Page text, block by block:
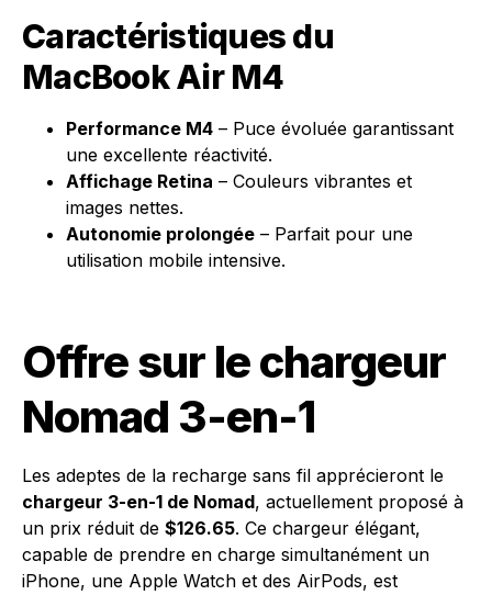
Caractéristiques du
MacBook Air M4
Performance M4 – Puce évoluée garantissant
une excellente réactivité.
Affichage Retina – Couleurs vibrantes et
images nettes.
Autonomie prolongée – Parfait pour une
utilisation mobile intensive.
Offre sur le chargeur
Nomad 3-en-1
Les adeptes de la recharge sans fil apprécieront le
chargeur 3-en-1 de Nomad, actuellement proposé à
un prix réduit de $126.65. Ce chargeur élégant,
capable de prendre en charge simultanément un
iPhone, une Apple Watch et des AirPods, est